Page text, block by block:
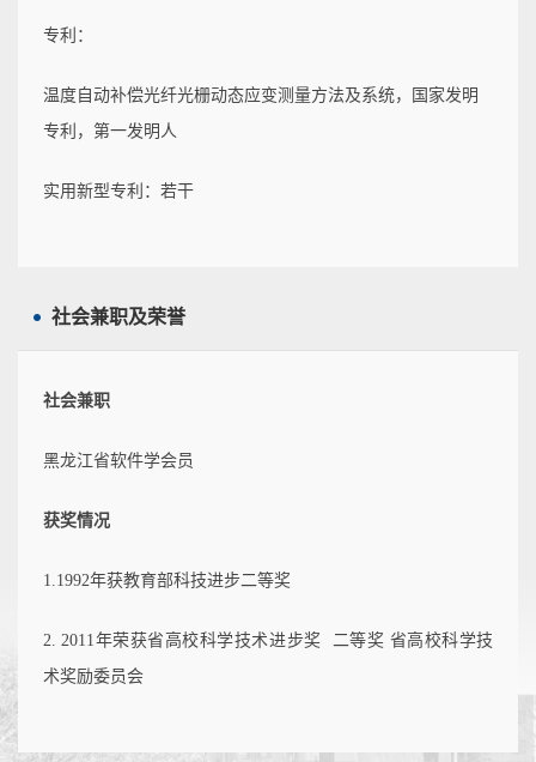
专利：
温度自动补偿光纤光栅动态应变测量方法及系统，国家发明
专利，第一发明人
实用新型专利：若干
社会兼职及荣誉
社会兼职
黑龙江省软件学会员
获奖情况
1.1992年获教育部科技进步二等奖
2. 2011年荣获省高校科学技术进步奖 二等奖 省高校科学技
术奖励委员会